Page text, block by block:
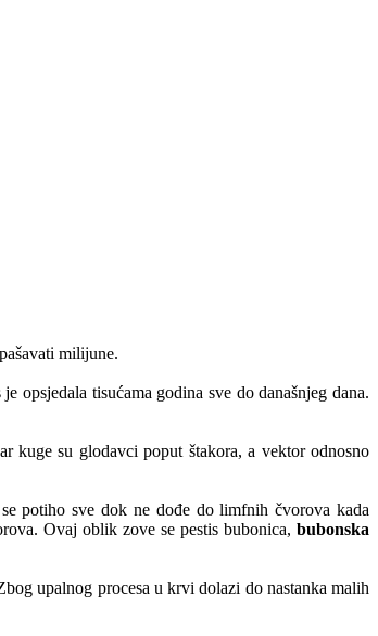
milijune.
opsjedala tisućama godina sve do današnjeg dana.
kuge su glodavci poput štakora, a vektor odnosno
potiho sve dok ne dođe do limfnih čvorova kada
Ovaj oblik zove se pestis bubonica, bubonska
upalnog procesa u krvi dolazi do nastanka malih